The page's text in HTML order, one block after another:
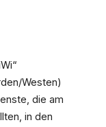
Westen)
die am
in den